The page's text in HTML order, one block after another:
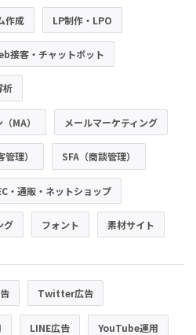
作成 LP制作・LPO
接客・チャットボット
析
MA） メールマーケティング
理） SFA（商談管理）
・通販・ネットショップ
グ フォント 素材サイト
Twitter広告
LINE広告 YouTube運用